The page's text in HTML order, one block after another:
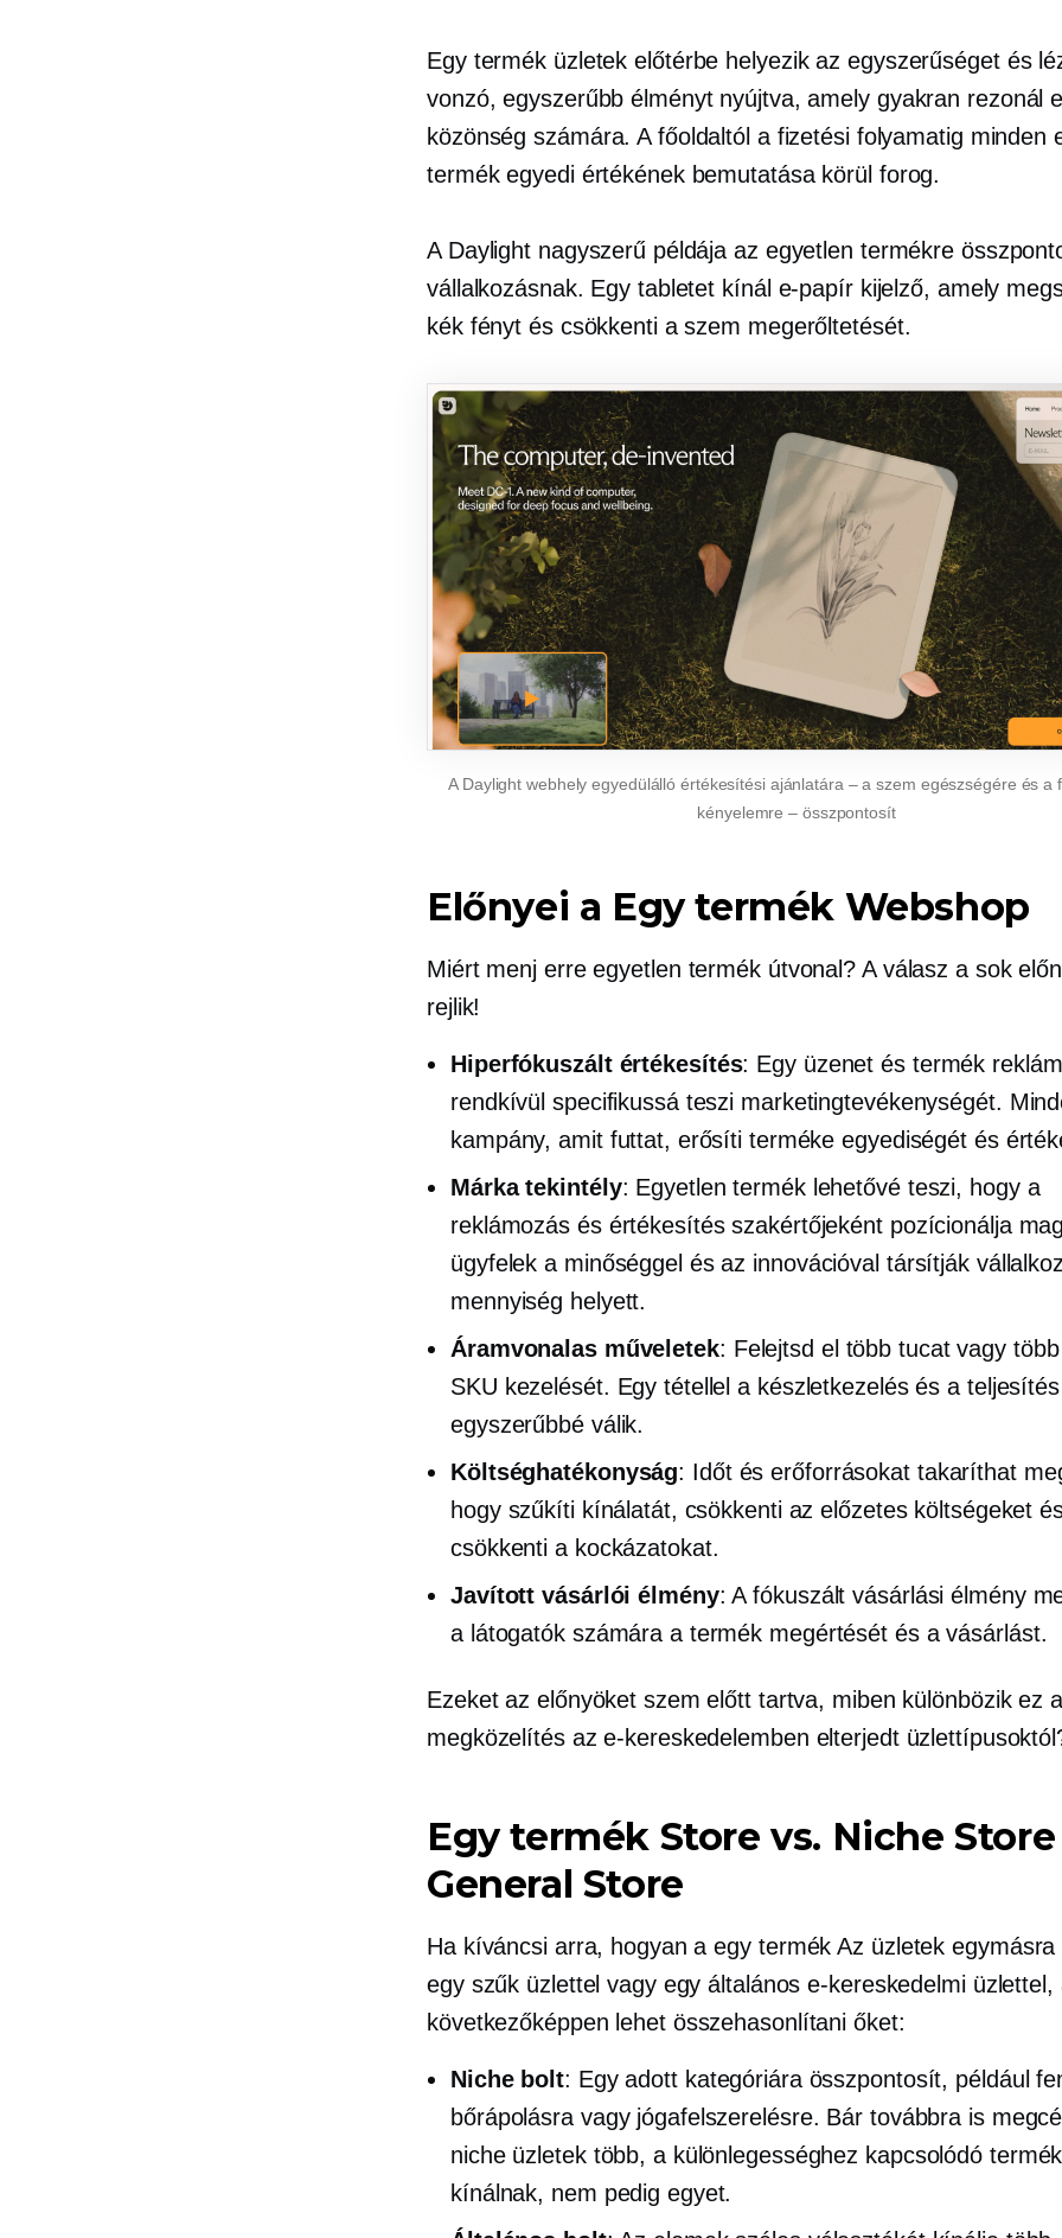
Egy termék üzletek előtérbe helyezik az egyszerűséget és
vonzó, egyszerűbb élményt nyújtva, amely gyakran rezonál
közönség számára. A főoldaltól a fizetési folyamatig minden
termék egyedi értékének bemutatása körül forog.
A Daylight nagyszerű példája az egyetlen termékre
vállalkozásnak. Egy tabletet kínál e-papírkijelző, amely
kék fényt és csökkenti a szem megerőltetését.
A Daylight webhely egyedülálló értékesítési ajánlatára – a szem egészségére és a
kényelemre – összpontosít
Előnyei a Egy termék Webshop
Miért menj erreegyetlen termékútvonal? A válasz a sok
rejlik!
Hiperfókuszáltértékesítés: Egy üzenet és termék
rendkívül specifikussá teszi marketingtevékenységét.
kampány, amit futtat, erősíti terméke egyediségét és
Márka tekintély: Egyetlen termék lehetővé teszi, hogy a
reklámozás és értékesítés szakértőjeként pozícionálja
ügyfelek a minőséggel és az innovációval társítják
mennyiség helyett.
Áramvonalas műveletek: Felejtsd el több tucat vagy
SKU kezelését. Egy tétellel a készletkezelés és a teljesítés
egyszerűbbé válik.
Költséghatékonyság: Időt és erőforrásokat takaríthat
hogy szűkíti kínálatát, csökkenti az előzetes költségeket
csökkenti a kockázatokat.
Javított vásárlói élmény: A fókuszált vásárlási élmény
a látogatók számára a termék megértését és a vásárlást.
Ezeket az előnyöket szem előtt tartva, miben különbözik ez a
megközelítés az e-kereskedelemben elterjedt
Egy termék Store vs. Niche
General Store
Ha kíváncsi arra, hogyan aegy termék Az üzletek egymásra
egy szűk üzlettel vagy egy általános e-kereskedelmi üzlettel,
következőképpen lehet összehasonlítani őket:
Niche bolt: Egy adott kategóriára összpontosít, például
bőrápolásra vagy jógafelszerelésre. Bár továbbra is
niche üzletek több, a különlegességhez kapcsolódó
kínálnak, nem pedig egyet.